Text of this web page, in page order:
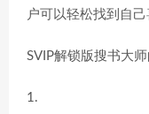
户可以轻松找到自
SVIP解锁版搜书大
1.